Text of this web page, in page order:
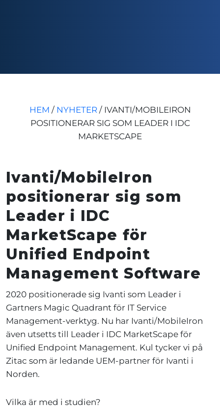
HEM / NYHETER/ IVANTI/MOBILEIRON
POSITIONERAR SIG SOM LEADER I IDC
MARKETSCAPE
Ivanti/MobileIron
positionerar sig som
Leader i IDC
MarketScape för
Unified Endpoint
Management Software
2020 positionerade sig Ivanti som Leader i
Gartners Magic Quadrant för IT Service
Management-verktyg. Nu har Ivanti/MobileIron
även utsetts till Leader i IDC MarketScape för
Unified Endpoint Management. Kul tycker vi på
Zitac som är ledande UEM-partner för Ivanti i
Norden.
Vilka är med i studien?